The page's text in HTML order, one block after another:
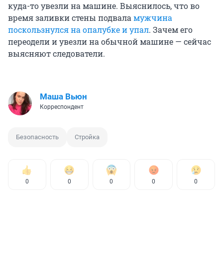
куда-то увезли на машине. Выяснилось, что во
время заливки стены подваламужчина
поскользнулся на опалубке и упал. Зачем его
переодели и увезли на обычной машине — сейчас
выясняют следователи.
Маша Вьюн
Корреспондент
Безопасность Стройка
0 0 0 0 0